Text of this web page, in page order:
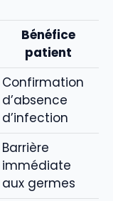
Bénéfice
patient
Confirmation
d’absence
d’infection
Barrière
immédiate
aux germes